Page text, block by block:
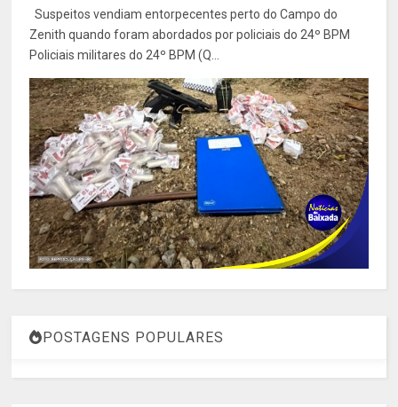
Suspeitos vendiam entorpecentes perto do Campo do
Zenith quando foram abordados por policiais do 24º BPM
Policiais militares do 24º BPM (Q...
POSTAGENS POPULARES